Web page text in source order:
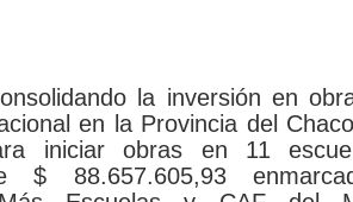
la inversión en
en la Provincia del
iniciar obras en 11
$ 88.657.605,93